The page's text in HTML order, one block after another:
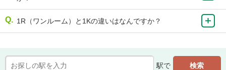
1R（ワンルーム）と1Kの違いはなんですか？
駅で